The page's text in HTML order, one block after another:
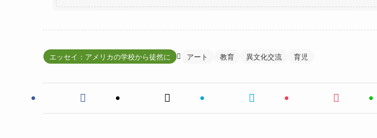
エッセイ：アメリカの学校から徒然に アート 教育 異文化交流 育児